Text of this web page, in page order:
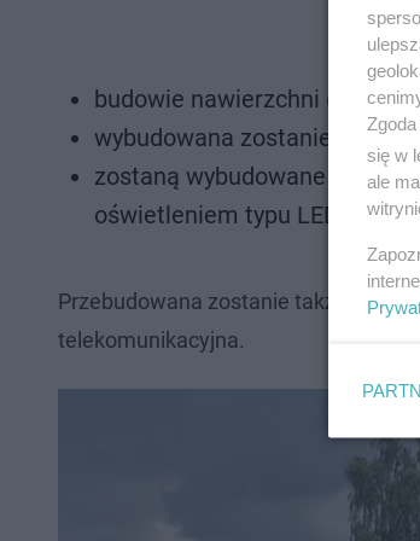
budowie nawierzchni
wybudowana zostanie sieć
zostaną wybudowane nowe i
oświetleniem typu LED z
Przebudowana zostanie także
telekomunikacyjna.
się w
ale